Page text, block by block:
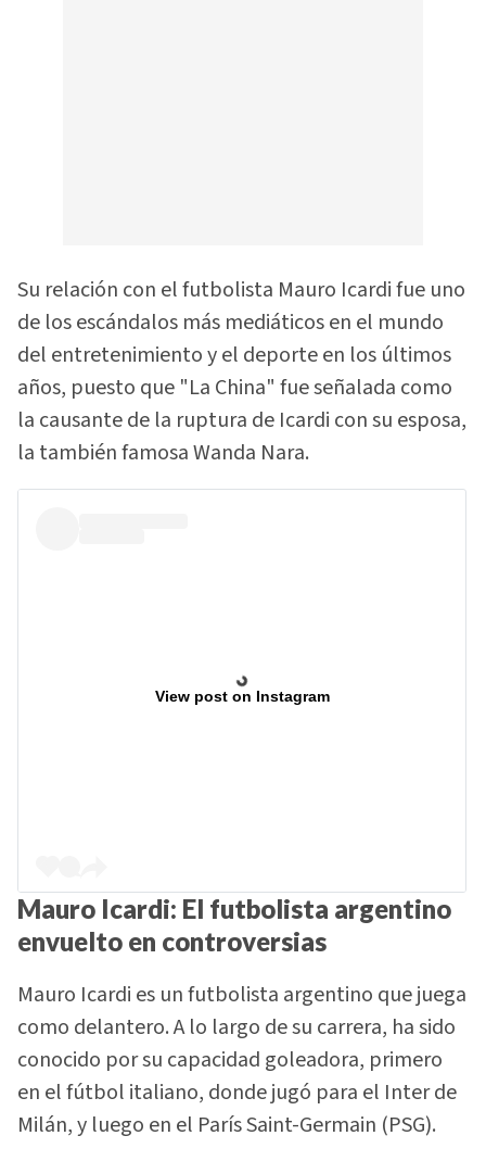
Su relación con el futbolista Mauro Icardi fue uno
de los escándalos más mediáticos en el mundo
del entretenimiento y el deporte en los últimos
años, puesto que "La China" fue señalada como
la causante de la ruptura de Icardi con su esposa,
la también famosa Wanda Nara.
View post on Instagram
Mauro Icardi: El futbolista argentino
envuelto en controversias
Mauro Icardi es un futbolista argentino que juega
como delantero. A lo largo de su carrera, ha sido
conocido por su capacidad goleadora, primero
en el fútbol italiano, donde jugó para el Inter de
Milán, y luego en el París Saint-Germain (PSG).